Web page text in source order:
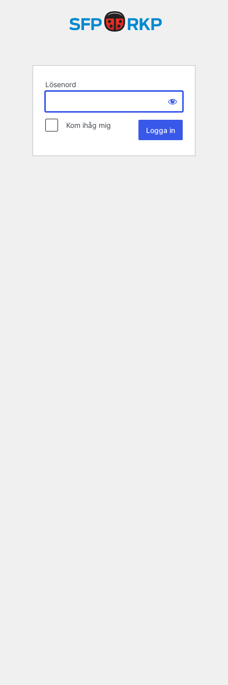
Lösenord
Kom ihåg mig